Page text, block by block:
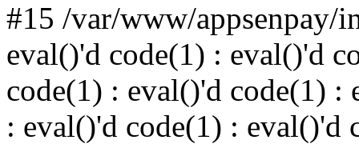
#15 /var/www/appsenpay/
eval()'d code(1) : eval()'d
code(1) : eval()'d code(1) :
: eval()'d code(1) : eval()'d